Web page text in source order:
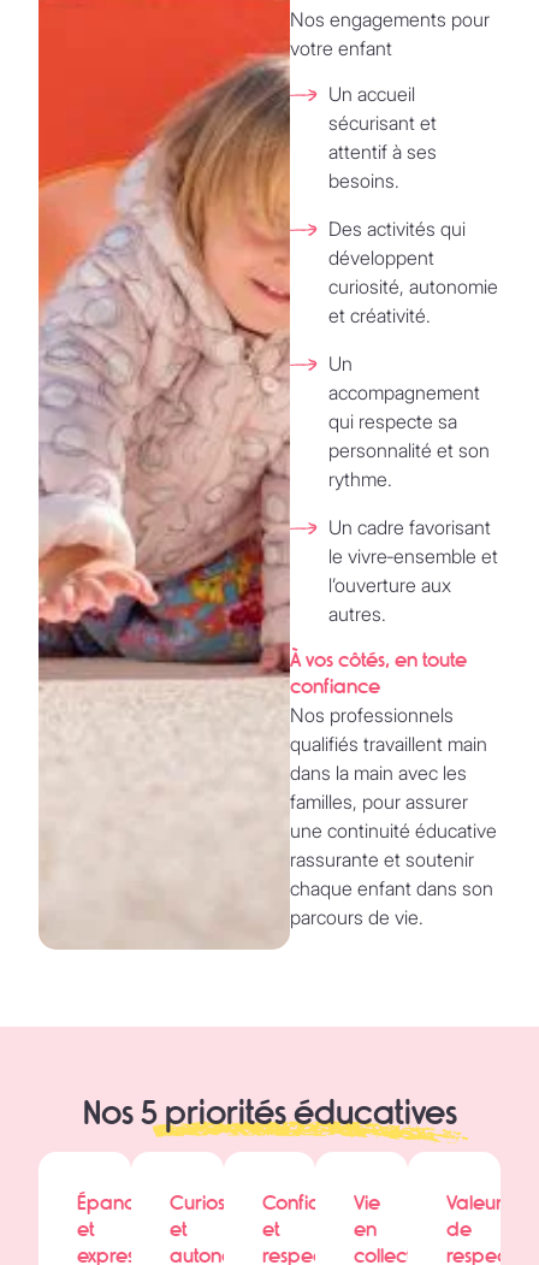
Nos engagements pour
votre enfant
Un accueil
sécurisant et
attentif à ses
besoins.
Des activités qui
développent
curiosité, autonomie
et créativité.
Un
accompagnement
qui respecte sa
personnalité et son
rythme.
Un cadre favorisant
le vivre‑ensemble et
l’ouverture aux
autres.
À vos côtés, en toute
confiance
Nos professionnels
qualifiés travaillent main
dans la main avec les
familles, pour assurer
une continuité éducative
rassurante et soutenir
chaque enfant dans son
parcours de vie.
Nos 5 priorités éducatives
Épanouissement
et
expression
Curiosité
et
autonomie
Confiance
et
respect
Vie
en
collectivité
Valeurs
de
respect